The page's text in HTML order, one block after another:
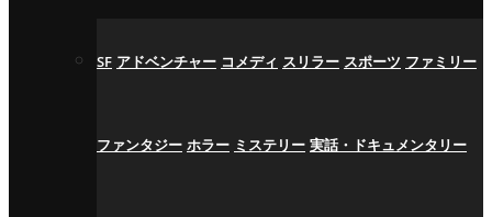
SF アドベンチャー コメディ スリラー スポーツ ファミリー
ファンタジー ホラー ミステリー 実話・ドキュメンタリー